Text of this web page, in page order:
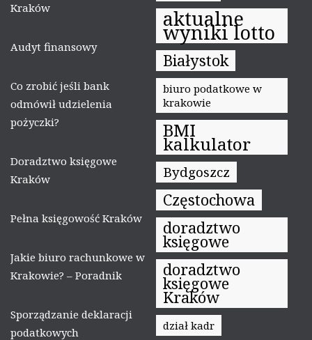
Kraków
Audyt finansowy
Co zrobić jeśli bank
odmówił udzielenia
pożyczki?
Doradztwo księgowe
Kraków
Pełna księgowość Kraków
Jakie biuro rachunkowe w
Krakowie? – Poradnik
Sporządzanie deklaracji
podatkowych
aktualne
wyniki lotto
Białystok
biuro podatkowe w
krakowie
BMI
kalkulator
Bydgoszcz
Częstochowa
doradztwo
księgowe
doradztwo
księgowe
Kraków
dział kadr